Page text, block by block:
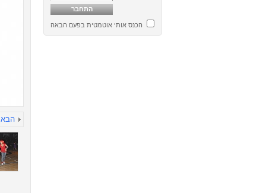
הכנס אותי אוטמטית בפעם הבאה
הבא